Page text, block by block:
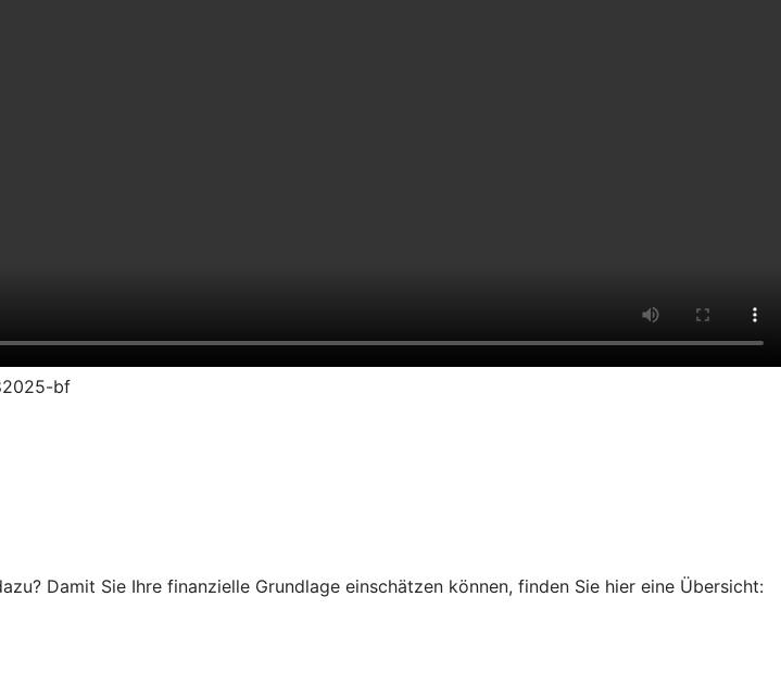
bf
Damit Sie Ihre finanzielle Grundlage einschätzen können, finden Sie hier eine Übersicht: